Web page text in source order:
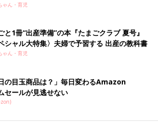
ゃん・育児
と1冊“出産準備”の本『たまごクラブ 夏号』
シャル大特集〉夫婦で予習する 出産の教科書
ゃん・育児
の目玉商品は？」毎日変わるAmazon
セールが見逃せない